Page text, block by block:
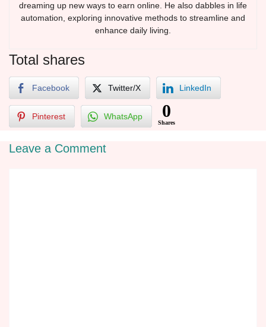
dreaming up new ways to earn online. He also dabbles in life
automation, exploring innovative methods to streamline and
enhance daily living.
Total shares
Facebook Twitter/X LinkedIn
Pinterest WhatsApp 0
Shares
Leave a Comment